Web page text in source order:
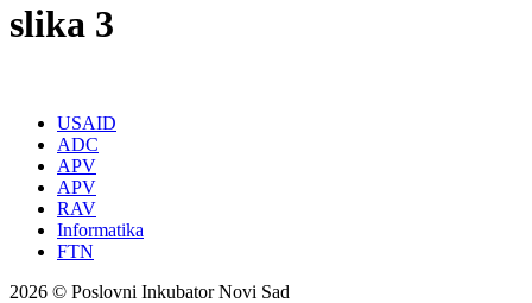
slika 3
USAID
ADC
APV
APV
RAV
Informatika
FTN
2026 © Poslovni Inkubator Novi Sad